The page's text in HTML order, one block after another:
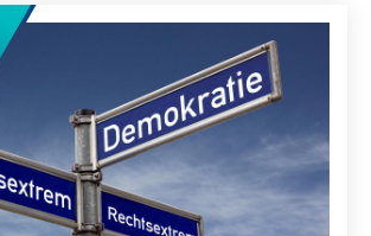
letzten Europawahl deutlich
11,9 Prozent erreichen. Das
Wagenknecht (BSW) erreicht
6,2 Prozent und liegt noch vor
Prozent) und der Linken (2,7